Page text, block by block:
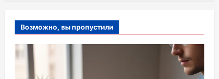
Возможно, вы пропустили